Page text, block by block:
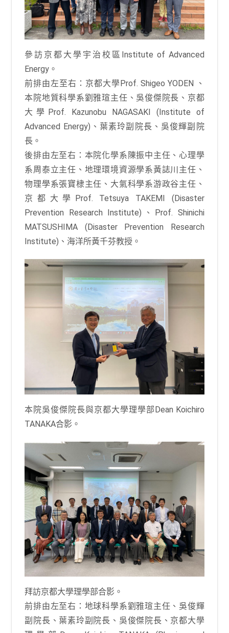
參訪京都大學宇治校區Institute of Advanced
Energy。
前排由左至右：京都大學Prof. Shigeo YODEN 、
本院地質科學系劉雅瑄主任、吳俊傑院長、京都
大學Prof. Kazunobu NAGASAKI (Institute of
Advanced Energy)、葉素玲副院長、吳俊輝副院
長。
後排由左至右：本院化學系陳振中主任、心理學
系周泰立主任、地理環境資源學系黃誌川主任、
物理學系張寶棣主任、大氣科學系游政谷主任、
京都大學Prof. Tetsuya TAKEMI (Disaster
Prevention Research Institute)、Prof. Shinichi
MATSUSHIMA (Disaster Prevention Research
Institute)、海洋所黃千芬教授。
本院吳俊傑院長與京都大學理學部Dean Koichiro
TANAKA合影。
拜訪京都大學理學部合影。
前排由左至右：地球科學系劉雅瑄主任、吳俊輝
副院長、葉素玲副院長、吳俊傑院長、京都大學